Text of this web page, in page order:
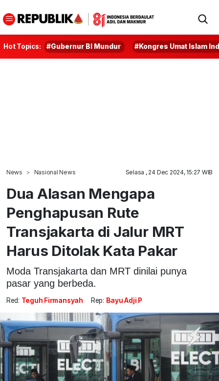
Hot Topics: #Gubernur BI Mundur #Kongres Umat Islam
News Nasional News Selasa , 24 Dec 2024, 15:27 WIB
Dua Alasan Mengapa
Penghapusan Rute
Transjakarta di Jalur MRT
Harus Ditolak Kata Pakar
Moda Transjakarta dan MRT dinilai punya
pasar yang berbeda.
Red: Teguh Firmansyah Rep: Bayu Adji P